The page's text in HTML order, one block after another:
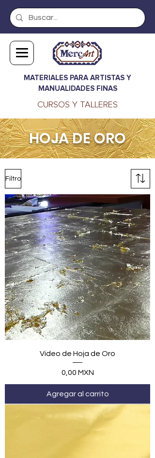
MATERIALES PARA ARTISTAS Y
MANUALIDADES FINAS
CURSOS Y TALLERES
HOJA DE ORO
Filtro
Video de Hoja de Oro
Precio
0,00 MXN
Agregar al carrito